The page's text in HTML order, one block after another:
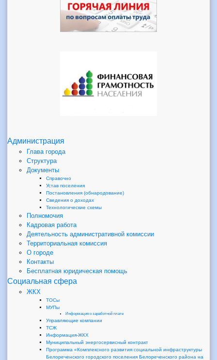
Администрация
Глава города
Структура
Документы
Справочно
Устав поселения
Постановления (обнародование)
Сведения о доходах
Технологические схемы
Полномочия
Кадровая работа
Деятельность административной комиссии
Территориальная комиссия
О городе
Контакты
Бесплатная юридическая помощь
Социальная сфера
ЖКХ
ТОСы
МУПы
Информация о заработной плате
Управляющие компании
ТСЖ
Информация-ЖКХ
Муниципальный энергосервисный контракт
Программа «Комплексного развития социальной инфраструктуры
Белореченского городского поселения Белореченского района на